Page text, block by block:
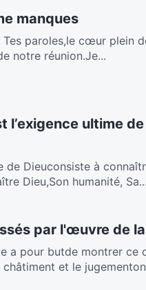
manques
Tes paroles,le cœur plein
notre réunion.Je...
l’exigence ultime
de Dieuconsiste à
Dieu,Son humanité, Sa...
par l'œuvre de
a pour butde montrer ce
et le